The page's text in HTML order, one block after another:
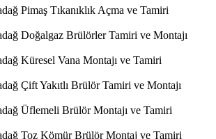
Pimaş Tıkanıklık Açma ve Tamiri
Doğalgaz Brülörler Tamiri ve Montajı
Küresel Vana Montajı ve Tamiri
Çift Yakıtlı Brülör Tamiri ve Montajı
Üflemeli Brülör Montajı ve Tamiri
Toz Kömür Brülör Montaj ve Tamiri